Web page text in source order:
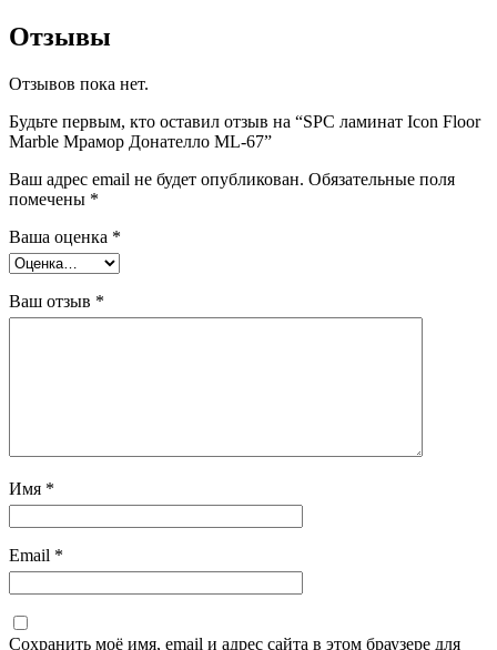
Отзывы
Отзывов пока нет.
Будьте первым, кто оставил отзыв на “SPC ламинат Icon Floor
Marble Мрамор Донателло ML-67”
Ваш адрес email не будет опубликован. Обязательные поля
помечены *
Ваша оценка *
Ваш отзыв *
Имя *
Email *
Сохранить моё имя, email и адрес сайта в этом браузере для